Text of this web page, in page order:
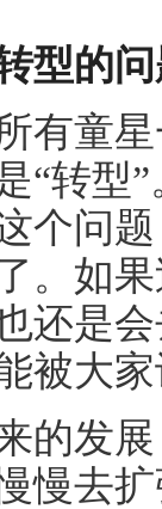
型的
童星
“转型
个问
。如
还是
被大
发展
慢去